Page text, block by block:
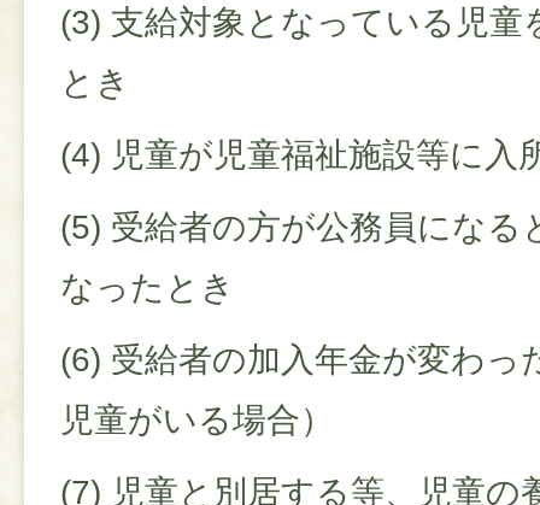
(3) 支給対象となっている児童
とき
(4) 児童が児童福祉施設等に入
(5) 受給者の方が公務員になる
なったとき
(6) 受給者の加入年金が変わっ
児童がいる場合）
(7) 児童と別居する等、児童の